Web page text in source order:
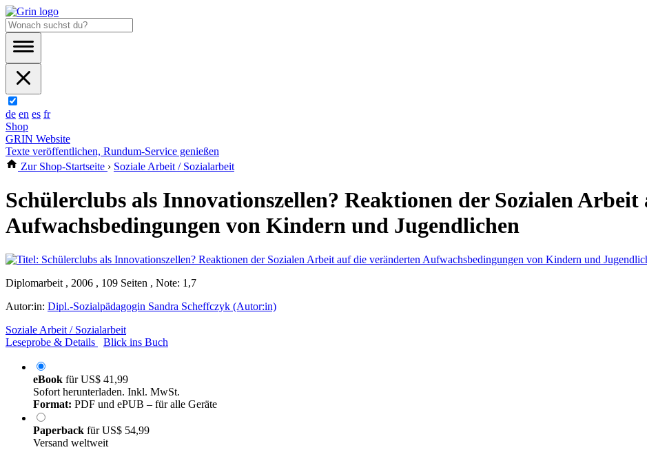
de en es fr
Shop
GRIN Website
Texte veröffentlichen, Rundum-Service genießen
Zur Shop-Startseite › Soziale Arbeit / Sozialarbeit
Schülerclubs als Innovationszellen? Reaktionen der Sozialen
Aufwachsbedingungen von Kindern und Jugendlichen
Diplomarbeit , 2006 , 109 Seiten , Note: 1,7
Autor:in: Dipl.-Sozialpädagogin Sandra Scheffczyk (Autor:in)
Soziale Arbeit / Sozialarbeit
Leseprobe & Details
Blick ins Buch
eBook fürUS$ 41,99
Sofort herunterladen. Inkl. MwSt.
Format: PDF und ePUB – für alle Geräte
Paperback fürUS$ 54,99
Versand weltweit